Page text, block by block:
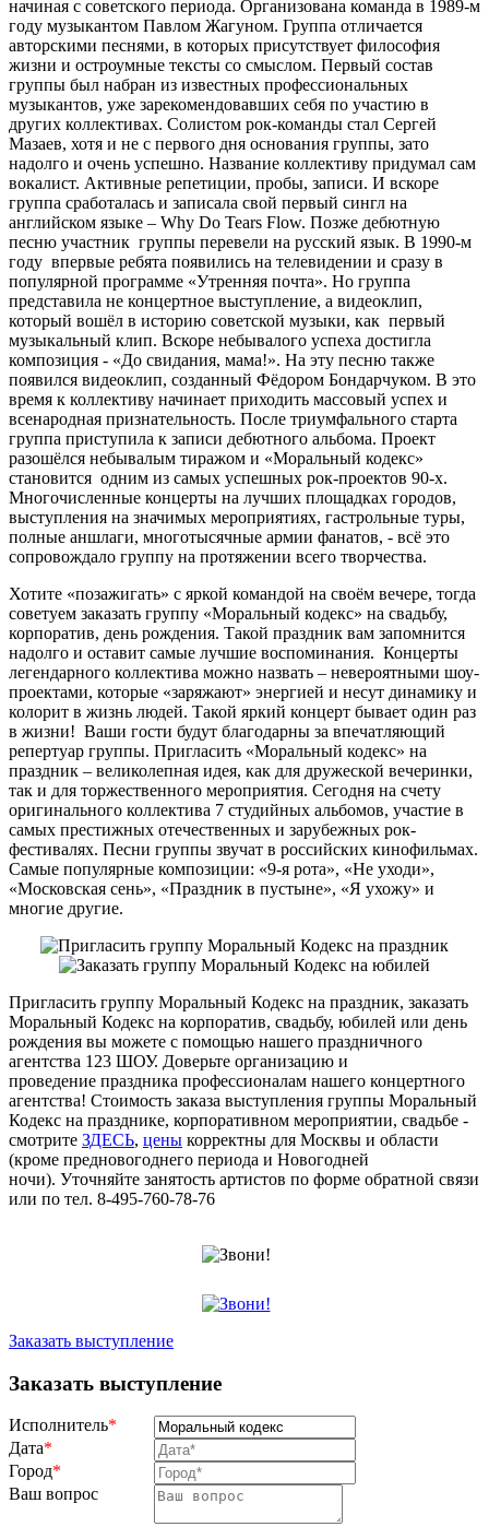
начиная с советского периода. Организована команда в 1989-м
году музыкантом Павлом Жагуном. Группа отличается
авторскими песнями, в которых присутствует философия
жизни и остроумные тексты со смыслом. Первый состав
группы был набран из известных профессиональных
музыкантов, уже зарекомендовавших себя по участию в
других коллективах. Солистом рок-команды стал Сергей
Мазаев, хотя и не с первого дня основания группы, зато
надолго и очень успешно. Название коллективу придумал сам
вокалист. Активные репетиции, пробы, записи. И вскоре
группа сработалась и записала свой первый сингл на
английском языке – Why Do Tears Flow. Позже дебютную
песню участник группы перевели на русский язык. В 1990-м
году впервые ребята появились на телевидении и сразу в
популярной программе «Утренняя почта». Но группа
представила не концертное выступление, а видеоклип,
который вошёл в историю советской музыки, как первый
музыкальный клип. Вскоре небывалого успеха достигла
композиция - «До свидания, мама!». На эту песню также
появился видеоклип, созданный Фёдором Бондарчуком. В это
время к коллективу начинает приходить массовый успех и
всенародная признательность. После триумфального старта
группа приступила к записи дебютного альбома. Проект
разошёлся небывалым тиражом и «Моральный кодекс»
становится одним из самых успешных рок-проектов 90-х.
Многочисленные концерты на лучших площадках городов,
выступления на значимых мероприятиях, гастрольные туры,
полные аншлаги, многотысячные армии фанатов, - всё это
сопровождало группу на протяжении всего творчества.
Хотите «позажигать» с яркой командой на своём вечере, тогда
советуем заказать группу «Моральный кодекс» на свадьбу,
корпоратив, день рождения. Такой праздник вам запомнится
надолго и оставит самые лучшие воспоминания. Концерты
легендарного коллектива можно назвать – невероятными шоу-
проектами, которые «заряжают» энергией и несут динамику и
колорит в жизнь людей. Такой яркий концерт бывает один раз
в жизни! Ваши гости будут благодарны за впечатляющий
репертуар группы. Пригласить «Моральный кодекс» на
праздник – великолепная идея, как для дружеской вечеринки,
так и для торжественного мероприятия. Сегодня на счету
оригинального коллектива 7 студийных альбомов, участие в
самых престижных отечественных и зарубежных рок-
фестивалях. Песни группы звучат в российских кинофильмах.
Самые популярные композиции: «9-я рота», «Не уходи»,
«Московская сень», «Праздник в пустыне», «Я ухожу» и
многие другие.
Пригласить группу Моральный Кодекс на праздник, заказать
Моральный Кодекс на корпоратив, свадьбу, юбилей или день
рождения вы можете с помощью нашего праздничного
агентства 123 ШОУ. Доверьте организацию и
проведение праздника профессионалам нашего концертного
агентства! Стоимость заказа выступления группы Моральный
Кодекс на празднике, корпоративном мероприятии, свадьбе -
смотрите ЗДЕСЬ, цены корректны для Москвы и области
(кроме предновогоднего периода и Новогодней
ночи). Уточняйте занятость артистов по форме обратной связи
или по тел. 8-495-760-78-76
Заказать выступление
Заказать выступление
Исполнитель*
Дата*
Город*
Ваш вопрос